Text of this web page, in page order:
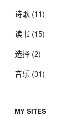
诗歌 (11)
读书 (15)
选择 (2)
音乐 (31)
MY SITES